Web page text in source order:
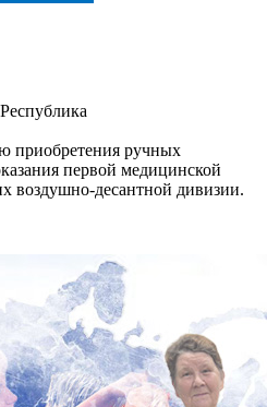
приобретения ручных
первой медицинской
воздушно-десантной дивизии.